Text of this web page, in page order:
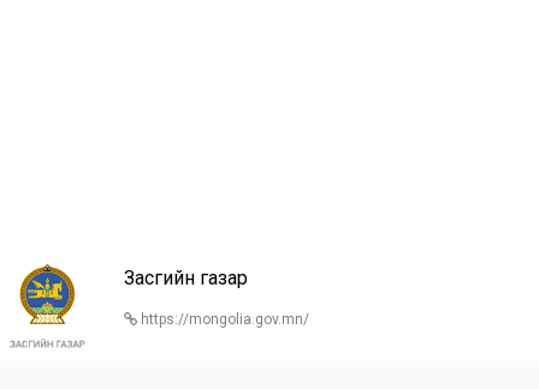
Засгийн газар
https://mongolia.gov.mn/